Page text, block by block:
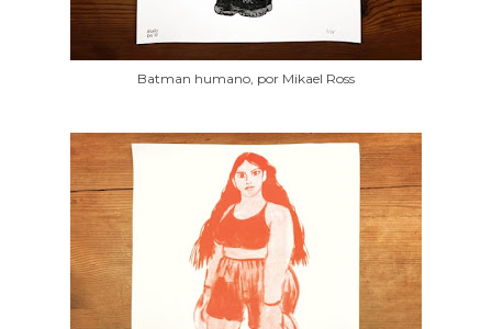
Batman humano, por Mikael Ross